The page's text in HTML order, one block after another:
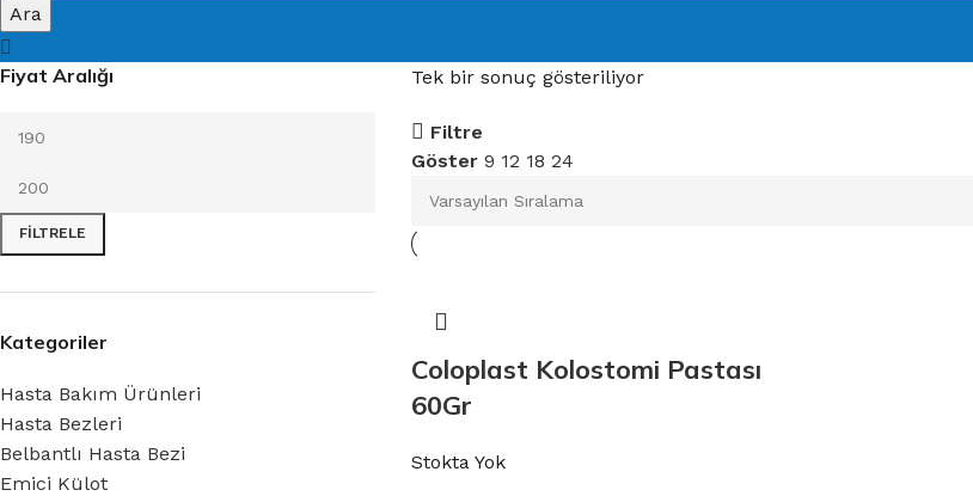
Ara
Fiyat Aralığı
FILTRELE
Kategoriler
Hasta Bakım Ürünleri
Hasta Bezleri
Belbantlı Hasta Bezi
Emici Külot
Tek bir sonuç gösteriliyor
Filtre
Göster 9 12 18 24
Coloplast Kolostomi Pastası
60Gr
Stokta Yok